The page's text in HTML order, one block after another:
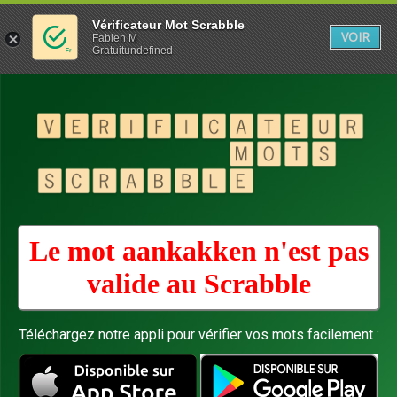
Le mot aankakken n'est pas
valide au Scrabble
Téléchargez notre appli pour vérifier vos mots facilement :
Vérificateur Mot Scrabble
Fabien M
Gratuitundefined
VOIR